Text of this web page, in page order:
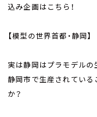
込み企画はこちら！
【模型の世界首都・静岡】
実は静岡はプラモデルの
静岡市で生産されてい
か？